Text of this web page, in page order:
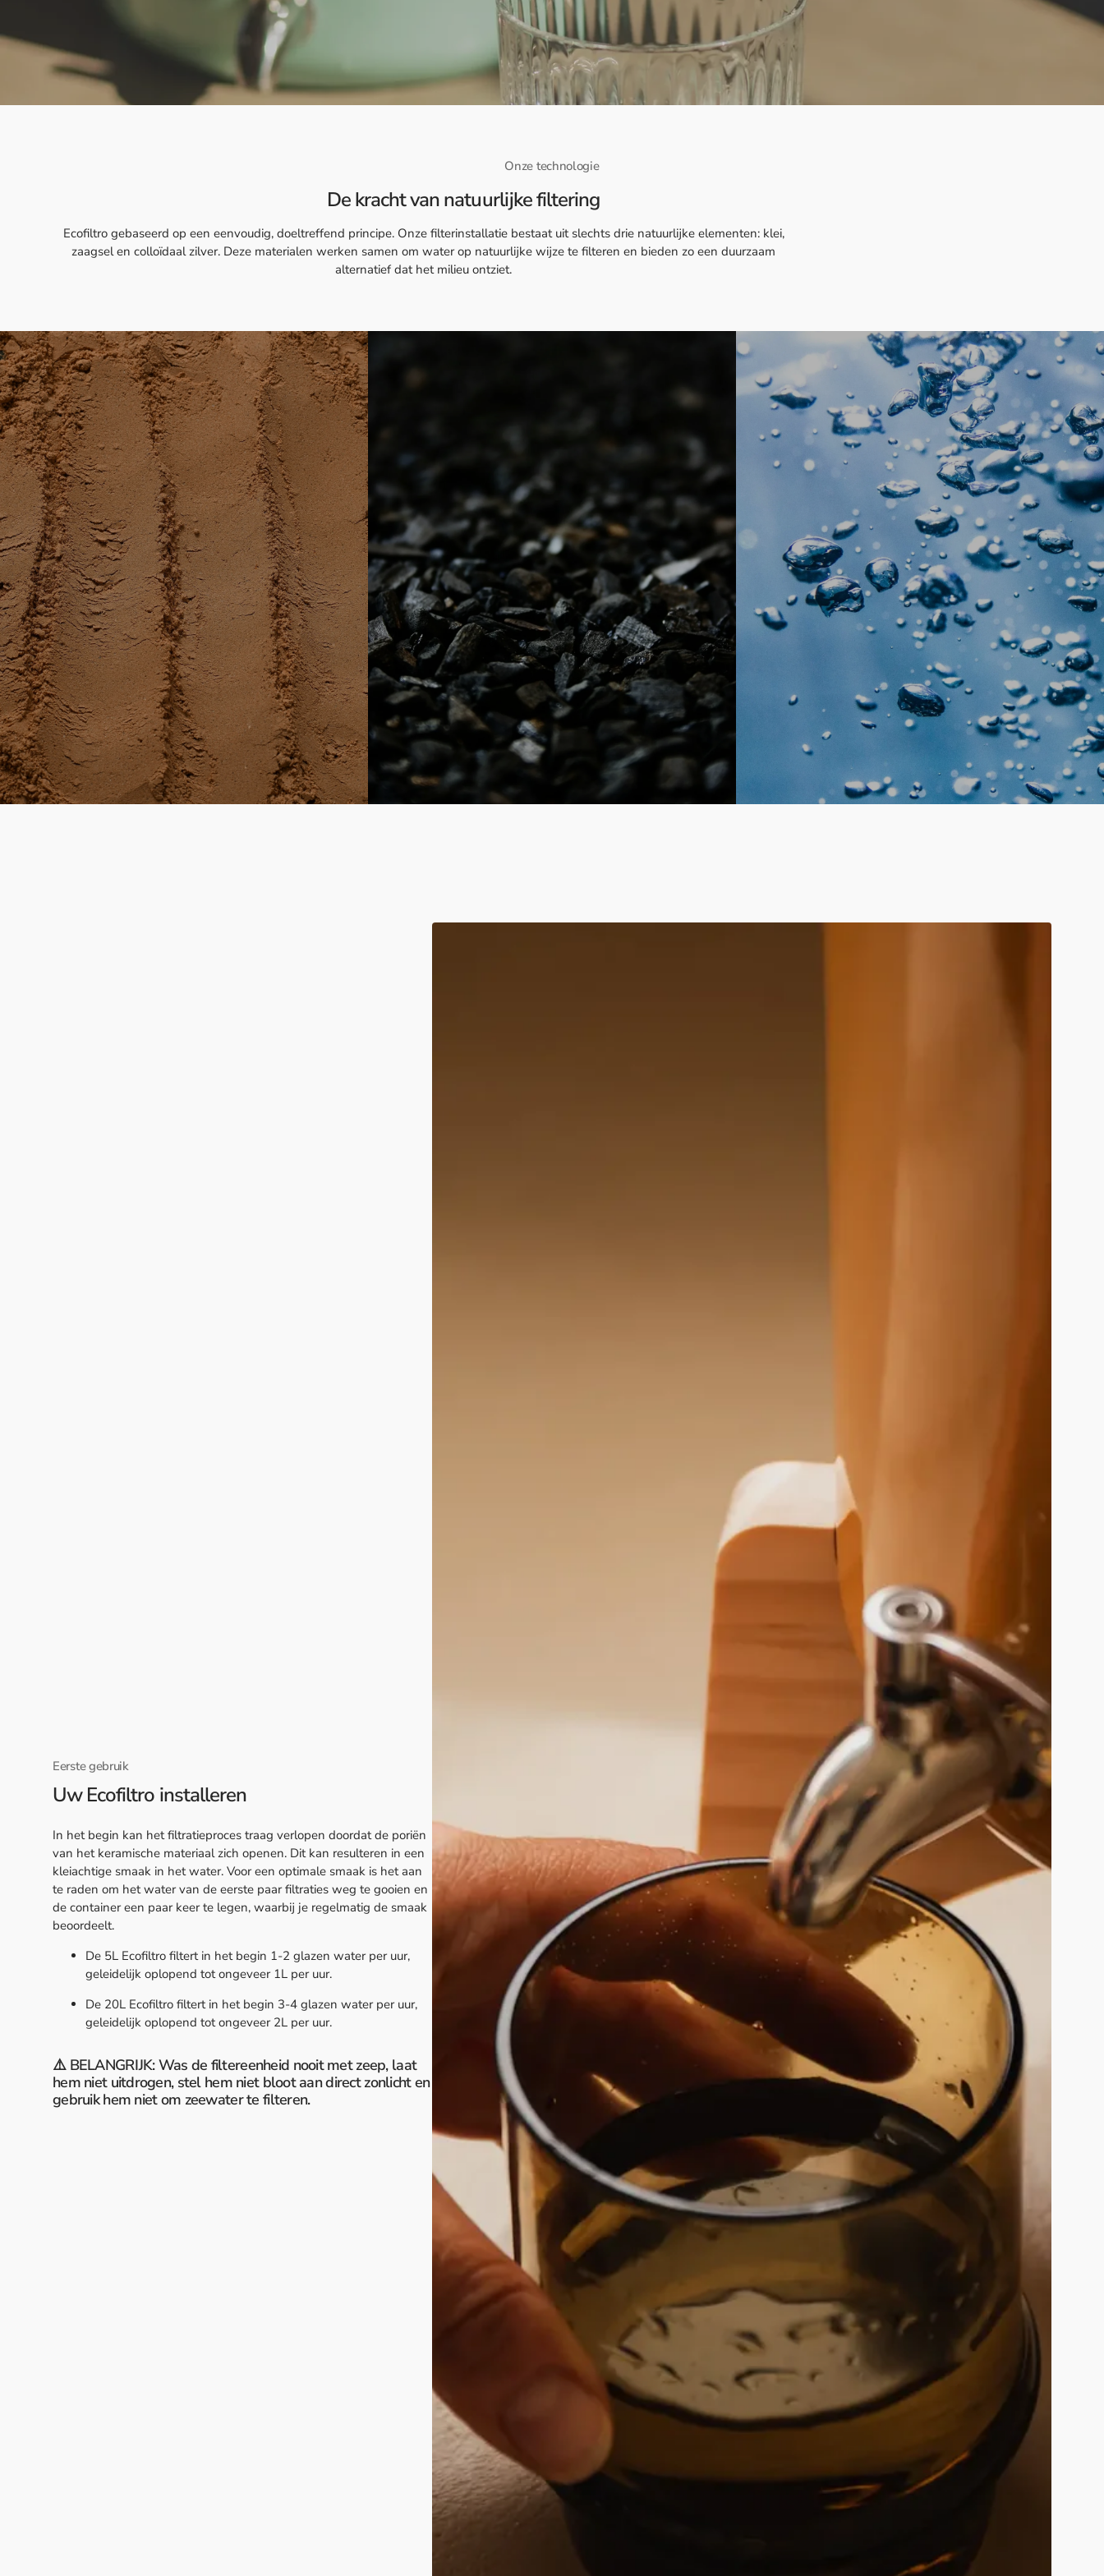
Onze technologie
De kracht van natuurlijke filtering
Ecofiltro gebaseerd op een eenvoudig, doeltreffend principe. Onze filterinstallatie bestaat uit slechts drie natuurlijke elementen: klei,
zaagsel en colloïdaal zilver. Deze materialen werken samen om water op natuurlijke wijze te filteren en bieden zo een duurzaam
alternatief dat het milieu ontziet.
Eerste gebruik
Uw Ecofiltro installeren
In het begin kan het filtratieproces traag verlopen doordat de poriën
van het keramische materiaal zich openen. Dit kan resulteren in een
kleiachtige smaak in het water. Voor een optimale smaak is het aan
te raden om het water van de eerste paar filtraties weg te gooien en
de container een paar keer te legen, waarbij je regelmatig de smaak
beoordeelt.
De 5L Ecofiltro filtert in het begin 1-2 glazen water per uur,
geleidelijk oplopend tot ongeveer 1L per uur.
De 20L Ecofiltro filtert in het begin 3-4 glazen water per uur,
geleidelijk oplopend tot ongeveer 2L per uur.
⚠️ BELANGRIJK: Was de filtereenheid nooit met zeep, laat
hem niet uitdrogen, stel hem niet bloot aan direct zonlicht en
gebruik hem niet om zeewater te filteren.